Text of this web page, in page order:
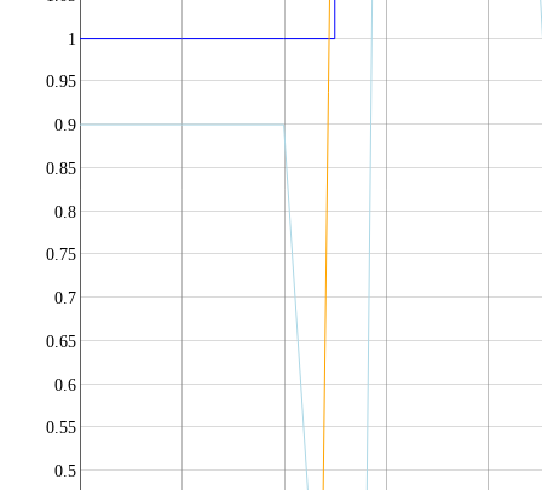
0.5
0.55
0.6
0.65
0.7
0.75
0.8
0.85
0.9
0.95
1